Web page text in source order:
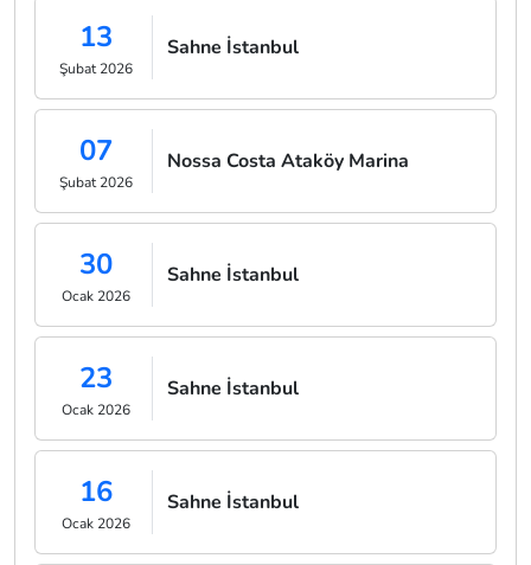
13
Şubat 2026
Sahne İstanbul
07
Şubat 2026
Nossa Costa Ataköy Marina
30
Ocak 2026
Sahne İstanbul
23
Ocak 2026
Sahne İstanbul
16
Ocak 2026
Sahne İstanbul